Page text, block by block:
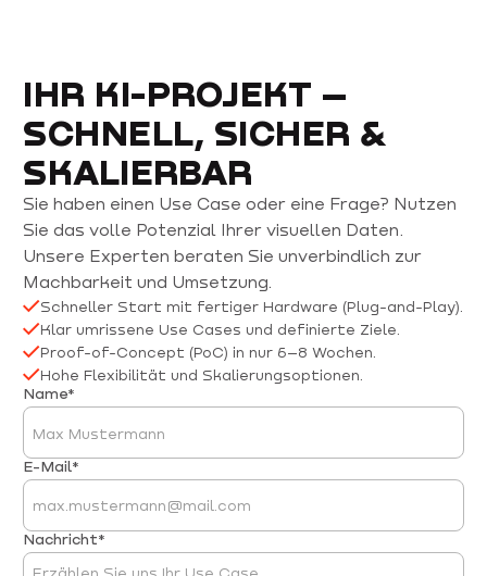
IHR KI-PROJEKT –
SCHNELL, SICHER &
SKALIERBAR
Sie haben einen Use Case oder eine Frage? Nutzen
Sie das volle Potenzial Ihrer visuellen Daten.
Unsere Experten beraten Sie unverbindlich zur
Machbarkeit und Umsetzung.
Schneller Start mit fertiger Hardware (Plug-and-Play).
Klar umrissene Use Cases und definierte Ziele.
Proof-of-Concept (PoC) in nur 6–8 Wochen.
Hohe Flexibilität und Skalierungsoptionen.
Name*
E-Mail*
Nachricht*